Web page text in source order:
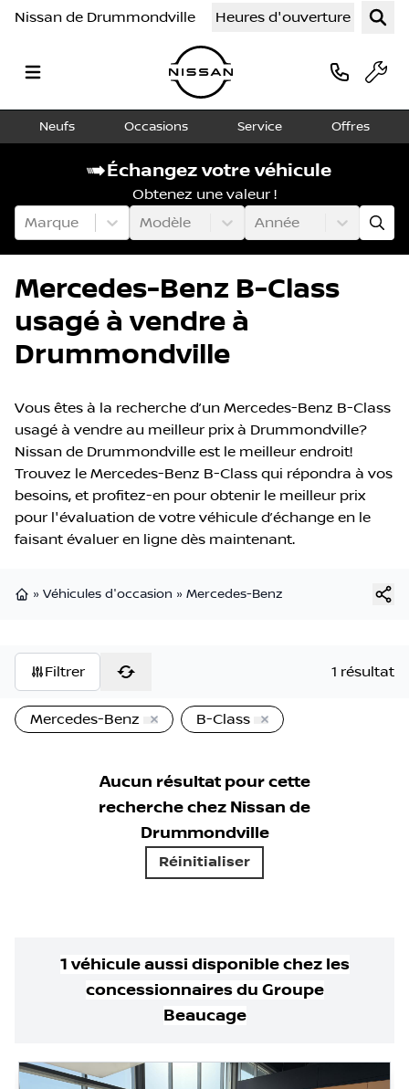
Nissan de Drummondville Heures d'ouverture
Neufs Occasions Service Offres
Échangez votre véhicule
Obtenez une valeur !
Marque
Modèle Année
Mercedes-Benz B-Class
usagé à vendre à
Drummondville
Vous êtes à la recherche d’un Mercedes-Benz B-Class
usagé à vendre au meilleur prix à Drummondville?
Nissan de Drummondville est le meilleur endroit!
Trouvez le Mercedes-Benz B-Class qui répondra à vos
besoins, et profitez-en pour obtenir le meilleur prix
pour l'évaluation de votre véhicule d’échange en le
faisant évaluer en ligne dès maintenant.
» Véhicules d'occasion » Mercedes-Benz
Filtrer 1 résultat
Mercedes-Benz B-Class
Aucun résultat pour cette
recherche chez Nissan de
Drummondville
Réinitialiser
1 véhicule aussi disponible chez les
concessionnaires du Groupe
Beaucage